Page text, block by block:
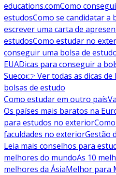
educations.comComo
estudosComo se candidatar a
escrever uma carta de
estudosComo estudar no
conseguir uma bolsa de
EUADicas para conseguir a
Sueco👉 Ver todas as dicas de
bolsas de estudo
Como estudar em outro país
Os países mais baratos na
para estudos no exterior
faculdades no exteriorGestão
Leia mais conselhos para
melhores do mundoAs 10
melhores da ÁsiaMelhor para